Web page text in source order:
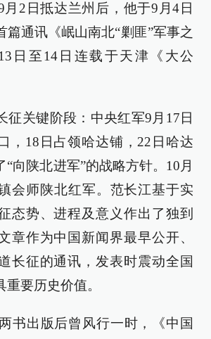
月2日抵达兰州后，他于9月4日
篇通讯《岷山南北“剿匪”军事之
日至14日连载于天津《大公
征关键阶段：中央红军9月17日
，18日占领哈达铺，22日哈达
“向陕北进军”的战略方针。10月
会师陕北红军。范长江基于实
态势、进程及意义作出了独到
章作为中国新闻界最早公开、
长征的通讯，发表时震动全国
要历史价值。
书出版后曾风行一时，《中国